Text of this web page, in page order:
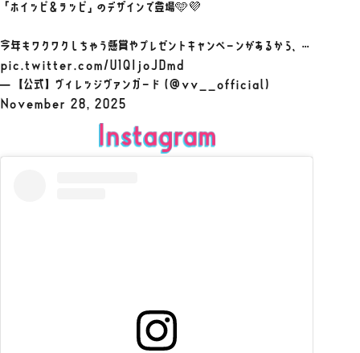
「ホイッピ＆ラッピ」のデザインで登場🩵💜
今年もワクワクしちゃう懸賞やプレゼントキャンペーンがあるから、…
pic.twitter.com/U1QIjoJDmd
— 【公式】ヴィレッジヴァンガード (@vv__official)
November 28, 2025